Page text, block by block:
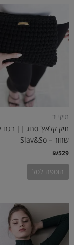
תיקי יד
תיק קלאץ' סרוג || דגם
שחור – Slav&So
₪529
הוספה לסל